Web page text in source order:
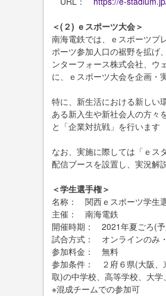
＜(２) ｅスポーツ大会＞
南海電鉄では、ｅスポーツプ
ポーツ参加人口の裾野を拡げ
ンターフォース株式会社、ウ
に、ｅスポーツ大会を企画・
特に、新生活における新しい
ある新入生や新社会人の方々
と「企業対抗戦」を行います
なお、実施に際しては「ｅス
配信ブースを設置し、実況解
＜学生選手権＞
名称： 関西ｅスポーツ学生
主催： 南海電鉄
開催時期： 2021年夏ごろ(
試合方式： オンラインのみ
参加料金： 無料
参加条件： ２府６県(大阪、
取)の中学校、高等学校、大
※混成チームでの参加可